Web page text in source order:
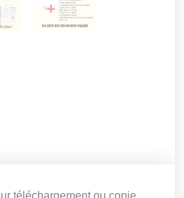
téléchargement ou copie